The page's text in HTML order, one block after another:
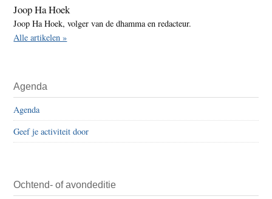
Joop Ha Hoek
Joop Ha Hoek, volger van de dhamma en redacteur.
Alle artikelen »
Agenda
Agenda
Geef je activiteit door
Ochtend- of avondeditie